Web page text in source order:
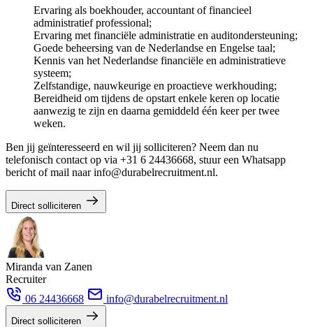
Ervaring als boekhouder, accountant of financieel
administratief professional;
Ervaring met financiële administratie en auditondersteuning;
Goede beheersing van de Nederlandse en Engelse taal;
Kennis van het Nederlandse financiële en administratieve
systeem;
Zelfstandige, nauwkeurige en proactieve werkhouding;
Bereidheid om tijdens de opstart enkele keren op locatie
aanwezig te zijn en daarna gemiddeld één keer per twee
weken.
Ben jij geïnteresseerd en wil jij solliciteren? Neem dan nu
telefonisch contact op via +31 6 24436668, stuur een Whatsapp
bericht of mail naar info@durabelrecruitment.nl.
Direct solliciteren
Miranda van Zanen
Recruiter
06 24436668
info@durabelrecruitment.nl
Direct solliciteren